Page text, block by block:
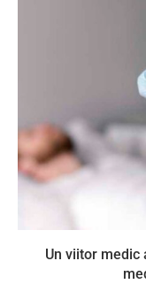
Un viitor medic